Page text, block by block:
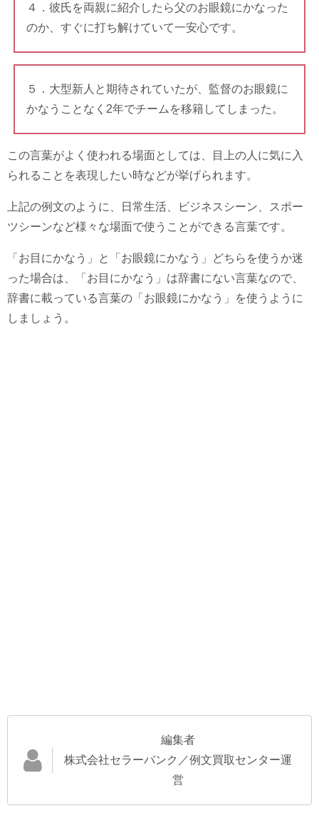
４．彼氏を両親に紹介したら父のお眼鏡にかなった
のか、すぐに打ち解けていて一安心です。
５．大型新人と期待されていたが、監督のお眼鏡に
かなうことなく2年でチームを移籍してしまった。
この言葉がよく使われる場面としては、目上の人に気に入
られることを表現したい時などが挙げられます。
上記の例文のように、日常生活、ビジネスシーン、スポー
ツシーンなど様々な場面で使うことができる言葉です。
「お目にかなう」と「お眼鏡にかなう」どちらを使うか迷
った場合は、「お目にかなう」は辞書にない言葉なので、
辞書に載っている言葉の「お眼鏡にかなう」を使うように
しましょう。
編集者
株式会社セラーバンク／例文買取センター運
営